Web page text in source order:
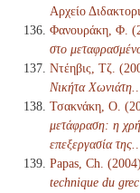
Αρχείο
Φανουράκη, Φ.
στο
Ντέηβις, Τζ.
Νικήτα Χωνιάτη.
Τσακνάκη, Ο.
μετάφραση: η
επεξεργασία της.
Papas, Ch. (2004)
technique du